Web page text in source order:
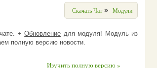
Скачать Чат » Модули
+Обновление для модуля! Модуль из
полную версию новости.
Изучить полную версию »